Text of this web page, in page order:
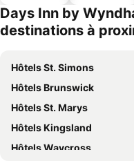
Days Inn by
destinations à
Hôtels St. Simons
Hôtels Brunswick
Hôtels St. Marys
Hôtels Kingsland
Hôtels Waycross